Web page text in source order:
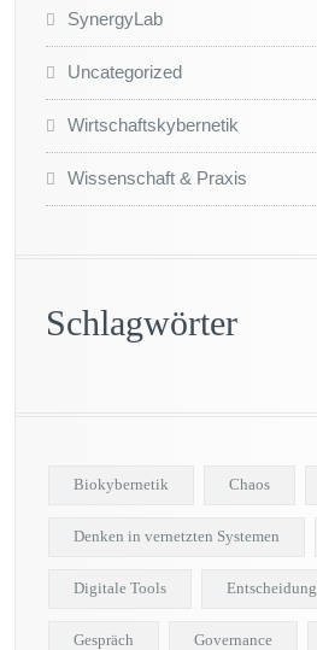
SynergyLab
Uncategorized
Wirtschaftskybernetik
Wissenschaft & Praxis
Schlagwörter
Biokybernetik Chaos
Denken in vernetzten Systemen
Digitale Tools Entscheidung
Gespräch Governance